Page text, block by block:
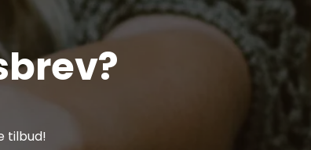
tilbud!